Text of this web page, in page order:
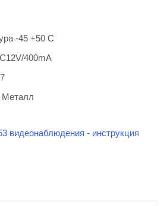
-45 +50 С
400mA
Металл
видеонаблюдения - инструкция